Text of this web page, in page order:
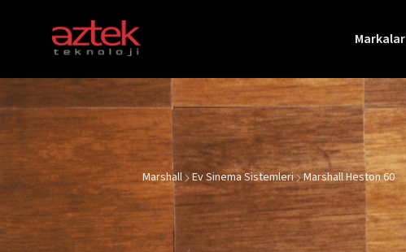
Markalar
Markalar
Apple
Beats
JBL
Marshall Ev Sinema Sistemleri Marshall Heston 60